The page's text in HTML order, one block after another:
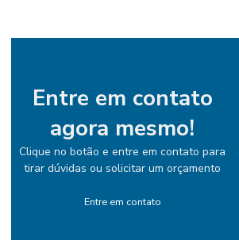
Entre em contato
agora mesmo!
Clique no botão e entre em contato para
tirar dúvidas ou solicitar um orçamento
Entre em contato